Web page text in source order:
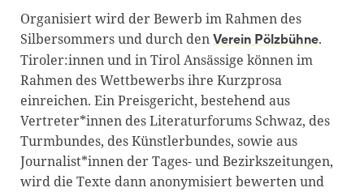
Organisiert wird der Bewerb im Rahmen des
Silbersommers und durch den Verein Pölzbühne.
Tiroler:innen und in Tirol Ansässige können im
Rahmen des Wettbewerbs ihre Kurzprosa
einreichen. Ein Preisgericht, bestehend aus
Vertreter*innen des Literaturforums Schwaz, des
Turmbundes, des Künstlerbundes, sowie aus
Journalist*innen der Tages- und Bezirkszeitungen,
wird die Texte dann anonymisiert bewerten und